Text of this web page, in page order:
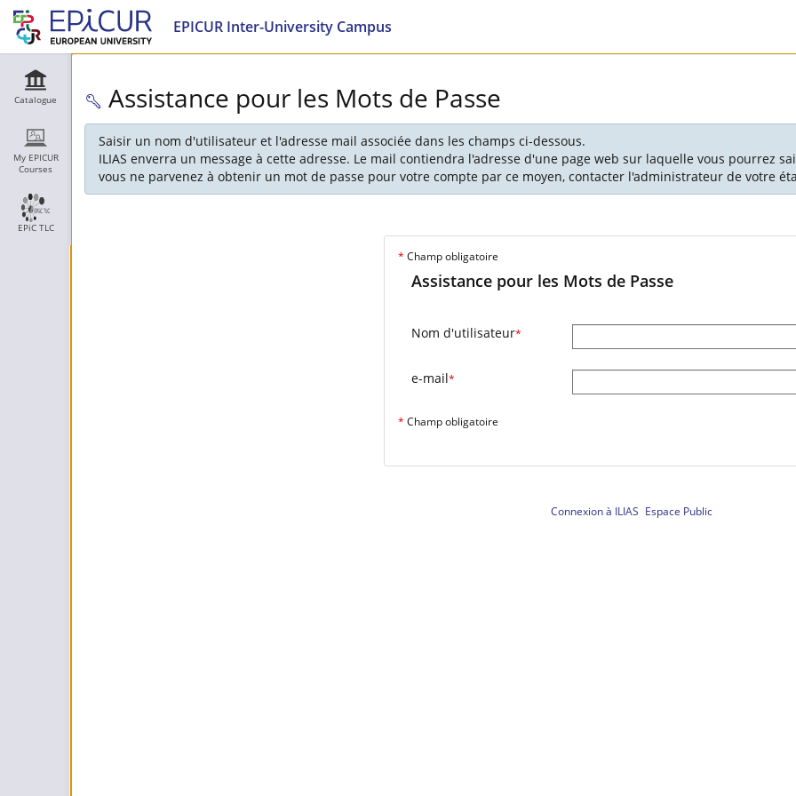
EPICUR Inter-University Campus
Catalogue
My EPICUR
Courses
EPiC TLC
Assistance pour les Mots de Passe
Saisir un nom d'utilisateur et l'adresse mail associée dans les champs ci-dessous.
ILIAS enverra un message à cette adresse. Le mail contiendra l'adresse d'une page web sur laquelle vous pourrez
vous ne parvenez à obtenir un mot de passe pour votre compte par ce moyen, contacter l'administrateur de votre
* Champ obligatoire
Assistance pour les Mots de Passe
Nom d'utilisateur*
e-mail*
* Champ obligatoire
Connexion à ILIAS Espace Public